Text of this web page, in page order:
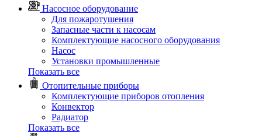
Насосное оборудование
Для пожаротушения
Запасные части к насосам
Комплектующие насосного оборудования
Насос
Установки промышленные
Показать все
Отопительные приборы
Комплектующие приборов отопления
Конвектор
Радиатор
Показать все